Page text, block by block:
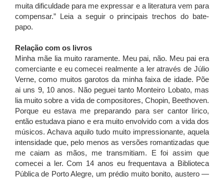
muita dificuldade para me expressar e a literatura vem para
compensar.” Leia a seguir o principais trechos do bate-
papo.
Relação com os livros
Minha mãe lia muito raramente. Meu pai, não. Meu pai era
comerciante e eu comecei realmente a ler através de Júlio
Verne, como muitos garotos da minha faixa de idade. Põe
ai uns 9, 10 anos. Não peguei tanto Monteiro Lobato, mas
lia muito sobre a vida de compositores, Chopin, Beethoven.
Porque eu estava me preparando para ser cantor lírico,
então estudava piano e era muito envolvido com a vida dos
músicos. Achava aquilo tudo muito impressionante, aquela
intensidade que, pelo menos as versões romantizadas que
me caiam as mãos, me transmitiam. E foi assim que
comecei a ler. Com 14 anos eu frequentava a Biblioteca
Pública de Porto Alegre, um prédio muito bonito, austero —